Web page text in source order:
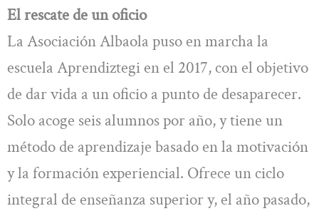
El rescate de un oficio
La Asociación Albaola puso en marcha la
escuela Aprendiztegi en el 2017, con el objetivo
de dar vida a un oficio a punto de desaparecer.
Solo acoge seis alumnos por año, y tiene un
método de aprendizaje basado en la motivación
y la formación experiencial. Ofrece un ciclo
integral de enseñanza superior y, el año pasado,